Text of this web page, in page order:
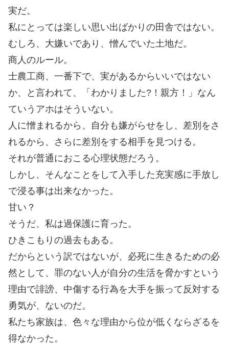
実だ。
私にとっては楽しい思い出ばかりの田舎ではない。
むしろ、大嫌いであり、憎んでいた土地だ。
商人のルール。
士農工商、一番下で、実があるからいいではない
か、と言われて、「わかりました?！親方！」なん
ていうアホはそういない。
人に憎まれるから、自分も嫌がらせをし、差別をさ
れるから、さらに差別をする相手を見つける。
それが普通におこる心理状態だろう。
しかし、そんなことをして入手した充実感に手放し
で浸る事は出来なかった。
甘い？
そうだ、私は過保護に育った。
ひきこもりの過去もある。
だからという訳ではないが、必死に生きるための必
然として、罪のない人が自分の生活を脅かすという
理由で誹謗、中傷する行為を大手を振って反対する
勇気が、ないのだ。
私たち家族は、色々な理由から位が低くならざるを
得なかった。